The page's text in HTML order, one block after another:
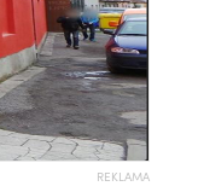
REKLAMA